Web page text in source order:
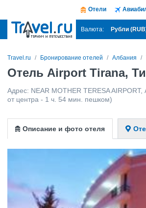
Отели
Валюта: Рубли
Travel.ru Бронирование отелей Албания
Отель Airport Tirana,
Адрес: NEAR MOTHER TERESA AIRPORT,
от центра - 1 ч. 54 мин. пешком)
Описание и фото отеля